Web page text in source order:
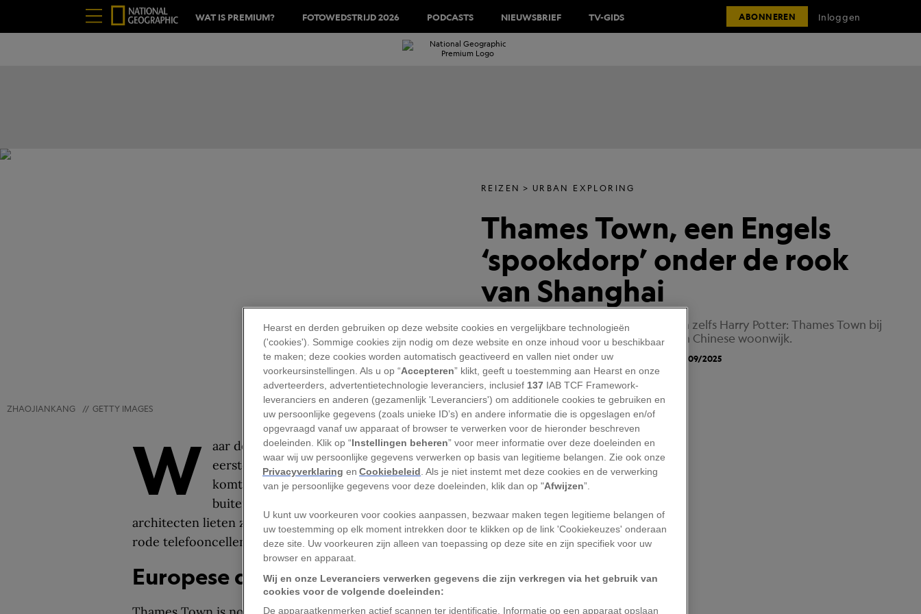
WAT IS PREMIUM? FOTOWEDSTRIJD 2026 PODCASTS NIEUWSBRIEF TV-GIDS ABONNEREN Inloggen
ZHAOJIANKANG // GETTY IMAGES
REIZEN URBAN EXPLORING
Thames Town, een Engels
‘spookdorp’ onder de rook
van Shanghai
Rode telefooncellen, Oxford Street en zelfs Harry Potter: Thames Town bij
Shanghai lijkt op Engeland, maar is een Chinese woonwijk.
TEKST WILLEKE VAN DOORN Laatste Update: 29/09/2025
W
aar denk je dat de foto hierboven is genomen? Als je
eerste ingeving Engeland is, heb je het mis. Dit straatbeeld
komt uit het dorpje Thames Town, dertig kilometer
buiten het centrum van de Chinese stad Shanghai. De
architecten lieten zich volledig inspireren door de Britse stijl – inclusief
rode telefooncellen én een standbeeld van Harry Potter.
Europese dorpen in Shanghai
Hearst en derden gebruiken op deze website cookies en vergelijkbare technologieën
('cookies'). Sommige cookies zijn nodig om deze website en onze inhoud voor u beschikbaar
te maken; deze cookies worden automatisch geactiveerd en vallen niet onder uw
voorkeursinstellingen. Als u op “Accepteren” klikt, geeft u toestemming aan Hearst en onze
adverteerders, advertentietechnologie leveranciers, inclusief 137 IAB TCF Framework-
leveranciers en anderen (gezamenlijk 'Leveranciers') om additionele cookies te gebruiken en
uw persoonlijke gegevens (zoals unieke ID’s) en andere informatie die is opgeslagen en/of
opgevraagd vanaf uw apparaat of browser te verwerken voor de hieronder beschreven
doeleinden. Klik op “Instellingen beheren” voor meer informatie over deze doeleinden en
waar wij uw persoonlijke gegevens verwerken op basis van legitieme belangen. Zie ook onze
Privacyverklaring enCookiebeleid . Als je niet instemt met deze cookies en de verwerking
van je persoonlijke gegevens voor deze doeleinden, klik dan op "Afwijzen”.
U kunt uw voorkeuren voor cookies aanpassen, bezwaar maken tegen legitieme belangen of
uw toestemming op elk moment intrekken door te klikken op de link 'Cookiekeuzes' onderaan
deze site. Uw voorkeuren zijn alleen van toepassing op deze site en zijn specifiek voor uw
browser en apparaat.
Wij en onze Leveranciers verwerken gegevens die zijn verkregen via het gebruik van
cookies voor de volgende doeleinden:
De apparaatkenmerken actief scannen ter identificatie. Informatie op een apparaat opslaan